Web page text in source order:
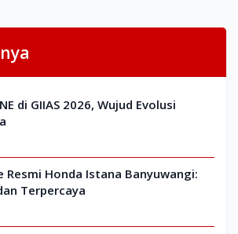
di GIIAS 2026, Wujud Evolusi
Resmi Honda Istana Banyuwangi:
Terpercaya